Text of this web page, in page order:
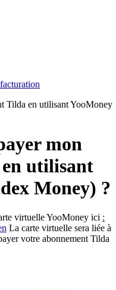
Tilda en utilisant YooMoney
mon
utilisant
Money) ?
virtuelle YooMoney ici :
La carte virtuelle sera liée à
votre abonnement Tilda